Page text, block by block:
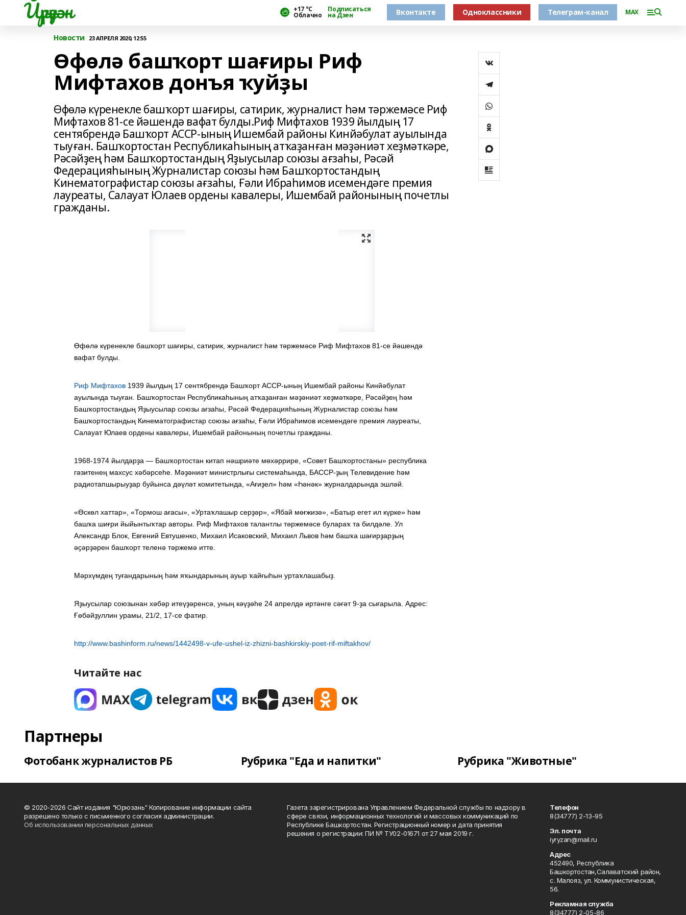
Йүрүҙән +17 °С
Облачно
Подписаться
на Дзен Вконтакте Одноклассники Телеграм-канал MAX
Новости 23 АПРЕЛЯ 2020, 12:55
Өфөлә башҡорт шағиры Риф
Мифтахов донъя ҡуйҙы
Өфөлә күренекле башҡорт шағиры, сатирик, журналист һәм тәржемәсе Риф
Мифтахов 81-се йәшендә вафат булды.Риф Мифтахов 1939 йылдың 17
сентябрендә Башҡорт АССР-ының Ишембай районы Кинйәбулат ауылында
тыуған. Башҡортостан Республикаһының атҡаҙанған мәҙәниәт хеҙмәткәре,
Рәсәйҙең һәм Башҡортостандың Яҙыусылар союзы ағзаһы, Рәсәй
Федерацияһының Журналистар союзы һәм Башҡортостандың
Кинематографистар союзы ағзаһы, Ғәли Ибраһимов исемендәге премия
лауреаты, Салауат Юлаев ордены кавалеры, Ишембай районының почетлы
гражданы.
Өфөлә күренекле башҡорт шағиры, сатирик, журналист һәм тәржемәсе Риф Мифтахов 81-се йәшендә
вафат булды.
Риф Мифтахов 1939 йылдың 17 сентябрендә Башҡорт АССР-ының Ишембай районы Кинйәбулат
ауылында тыуған. Башҡортостан Республикаһының атҡаҙанған мәҙәниәт хеҙмәткәре, Рәсәйҙең һәм
Башҡортостандың Яҙыусылар союзы ағзаһы, Рәсәй Федерацияһының Журналистар союзы һәм
Башҡортостандың Кинематографистар союзы ағзаһы, Ғәли Ибраһимов исемендәге премия лауреаты,
Салауат Юлаев ордены кавалеры, Ишембай районының почетлы гражданы.
1968-1974 йылдарҙа — Башҡортостан китап нәшриәте мөхәррире, «Совет Башҡортостаны» республика
гәзитенең махсус хәбәрсеһе. Мәҙәниәт министрлығы системаһында, БАССР-ҙың Телевидение һәм
радиотапшырыуҙар буйынса дәүләт комитетында, «Ағиҙел» һәм «Һәнәк» журналдарында эшләй.
«Өскөл хаттар», «Тормош ағасы», «Уртаҡлашыр серҙәр», «Ябай мөғжизә», «Батыр егет ил күрке» һәм
башҡа шиғри йыйынтыҡтар авторы. Риф Мифтахов талантлы тәржемәсе булараҡ та билдәле. Ул
Александр Блок, Евгений Евтушенко, Михаил Исаковский, Михаил Львов һәм башҡа шағирҙарҙың
әҫәрҙәрен башҡорт теленә тәржемә итте.
Мәрхүмдең туғандарының һәм яҡындарының ауыр ҡайғыһын уртаҡлашабыҙ.
Яҙыусылар союзынан хәбәр итеүҙәренсә, уның кәүҙәһе 24 апрелдә иртәнге сәғәт 9-ҙа сығарыла. Адрес:
Ғөбәйҙуллин урамы, 21/2, 17-се фатир.
http://www.bashinform.ru/news/1442498-v-ufe-ushel-iz-zhizni-bashkirskiy-poet-rif-miftakhov/
Читайте нас
Партнеры
Фотобанк журналистов РБ Рубрика "Еда и напитки" Рубрика "Животные"
© 2020-2026 Сайт издания "Юрюзань" Копирование информации сайта
разрешено только с письменного согласия администрации.
Об использовании персональных данных
Газета зарегистрирована Управлением Федеральной службы по надзору в
сфере связи, информационных технологий и массовых коммуникаций по
Республике Башкортостан. Регистрационный номер и дата принятия
решения о регистрации: ПИ № ТУ02-01671 от 27 мая 2019 г.
Телефон
8(34777) 2-13-95
Эл. почта
iyryzan@mail.ru
Адрес
452490, Республика
Башкортостан,Салаватский район,
с. Малояз, ул. Коммунистическая,
56.
Рекламная служба
8(34777) 2-05-86